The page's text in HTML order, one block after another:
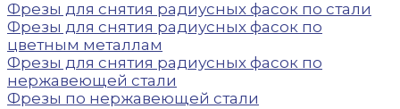
Фрезы для снятия радиусных фасок по стали
Фрезы для снятия радиусных фасок по
цветным металлам
Фрезы для снятия радиусных фасок по
нержавеющей стали
Фрезы по нержавеющей стали